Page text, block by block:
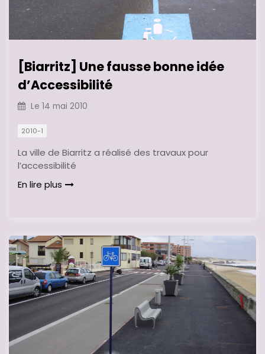
[Biarritz] Une fausse bonne idée
d’Accessibilité
Le 14 mai 2010
2010-1
La ville de Biarritz a réalisé des travaux pour
l’accessibilité
En lire plus